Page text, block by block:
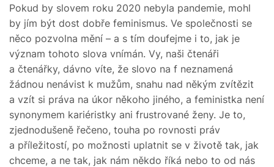
Pokud by slovem roku 2020 nebyla pandemie, mohl
by jím být dost dobře feminismus. Ve společnosti se
něco pozvolna mění – a s tím doufejme i to, jak je
význam tohoto slova vnímán. Vy, naši čtenáři
a čtenářky, dávno víte, že slovo na f neznamená
žádnou nenávist k mužům, snahu nad někým zvítězit
a vzít si práva na úkor někoho jiného, a feministka není
synonymem kariéristky ani frustrované ženy. Je to,
zjednodušeně řečeno, touha po rovnosti práv
a příležitostí, po možnosti uplatnit se v životě tak, jak
chceme, a ne tak, jak nám někdo říká nebo to od nás